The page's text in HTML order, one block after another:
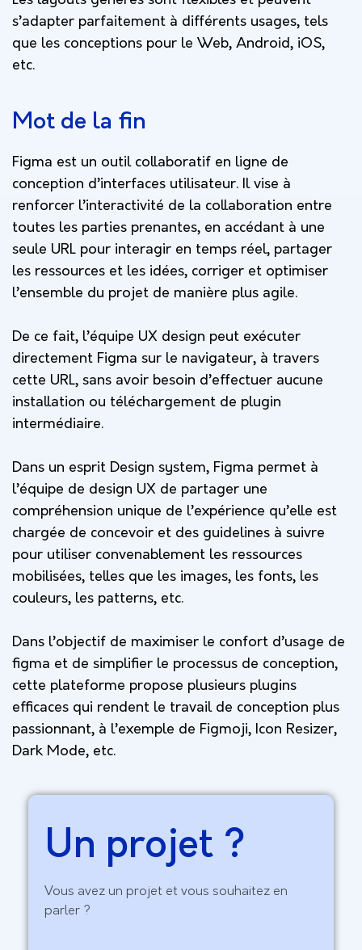
s’adapter parfaitement à différents usages, tels
que les conceptions pour le Web, Android, iOS,
etc.
Mot de la fin
Figma est un outil collaboratif en ligne de
conception d’interfaces utilisateur. Il vise à
renforcer l’interactivité de la collaboration entre
toutes les parties prenantes, en accédant à une
seule URL pour interagir en temps réel, partager
les ressources et les idées, corriger et optimiser
l’ensemble du projet de manière plus agile.
De ce fait, l’équipe UX design peut exécuter
directement Figma sur le navigateur, à travers
cette URL, sans avoir besoin d’effectuer aucune
installation ou téléchargement de plugin
intermédiaire.
Dans un esprit Design system, Figma permet à
l’équipe de design UX de partager une
compréhension unique de l’expérience qu’elle est
chargée de concevoir et des guidelines à suivre
pour utiliser convenablement les ressources
mobilisées, telles que les images, les fonts, les
couleurs, les patterns, etc.
Dans l’objectif de maximiser le confort d’usage de
figma et de simplifier le processus de conception,
cette plateforme propose plusieurs plugins
efficaces qui rendent le travail de conception plus
passionnant, à l’exemple de Figmoji, Icon Resizer,
Dark Mode, etc.
Un projet ?
Vous avez un projet et vous souhaitez en
parler ?